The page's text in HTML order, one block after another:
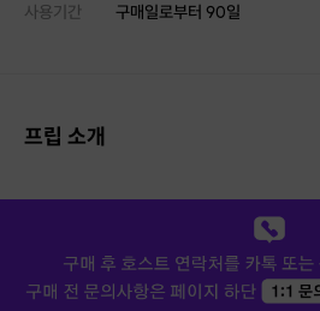
사용기간 구매일로부터 90일
프립 소개